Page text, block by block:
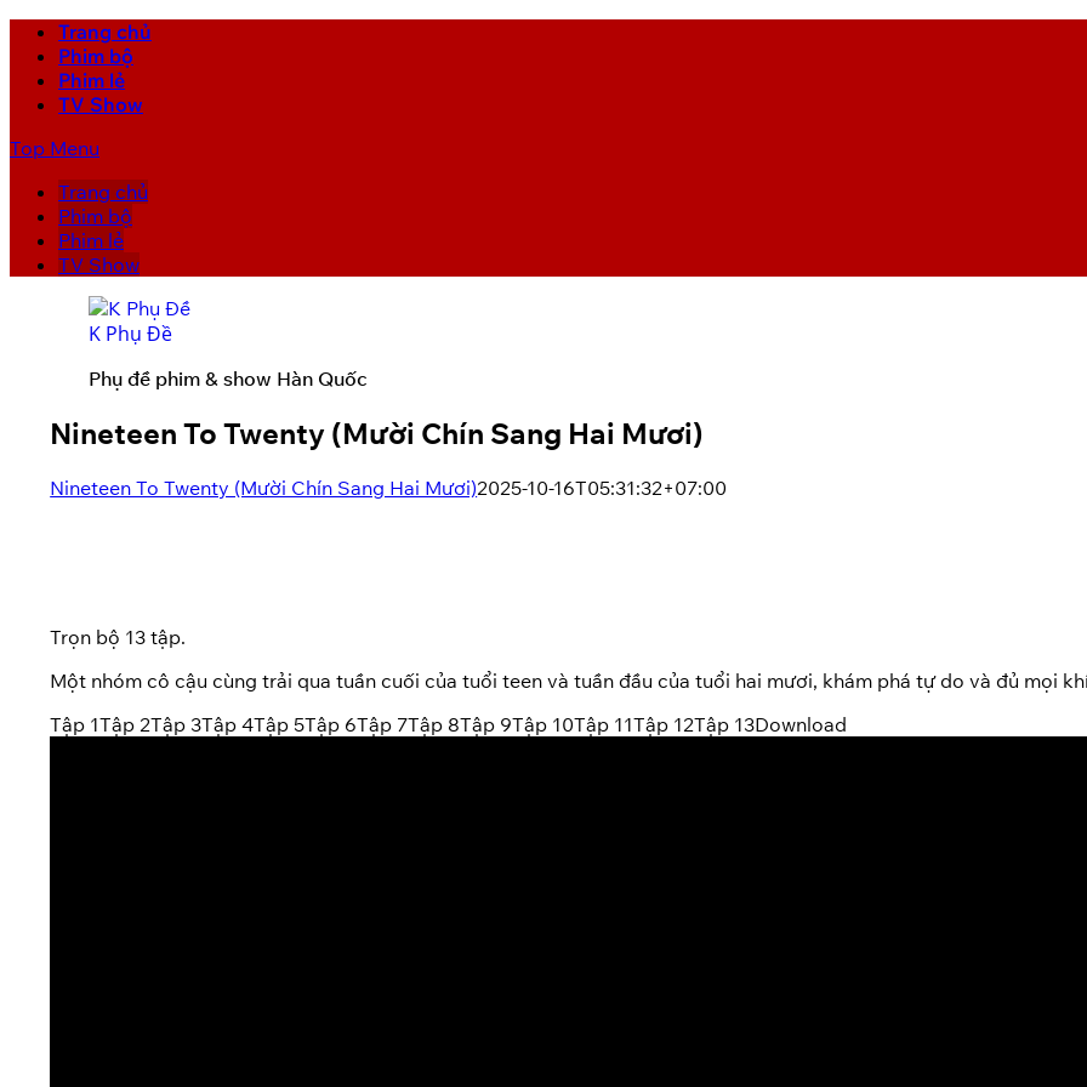
Trang chủ
Phim bộ
Phim lẻ
TV Show
Top Menu
Trang chủ
Phim bộ
Phim lẻ
TV Show
K Phụ Đề
Phụ đề phim & show Hàn Quốc
Nineteen To Twenty (Mười Chín Sang Hai Mươi)
Nineteen To Twenty (Mười Chín Sang Hai Mươi)2025-10-16T05:31:32+07:00
Trọn bộ 13 tập.
Một nhóm cô cậu cùng trải qua tuần cuối của tuổi teen và tuần đầu của tuổi hai mươi, khám phá tự do và đủ mọi
Tập 1Tập 2Tập 3Tập 4Tập 5Tập 6Tập 7Tập 8Tập 9Tập 10Tập 11Tập 12Tập 13Download